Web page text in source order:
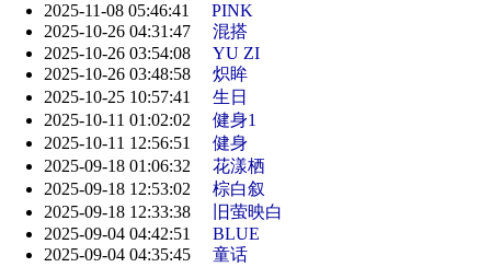
2025-11-08 05:46:41
PINK
2025-10-26 04:31:47
混搭
2025-10-26 03:54:08
YU ZI
2025-10-26 03:48:58
炽眸
2025-10-25 10:57:41
生日
2025-10-11 01:02:02
健身1
2025-10-11 12:56:51
健身
2025-09-18 01:06:32
花漾栖
2025-09-18 12:53:02
棕白叙
2025-09-18 12:33:38
旧萤映白
2025-09-04 04:42:51
BLUE
2025-09-04 04:35:45
童话